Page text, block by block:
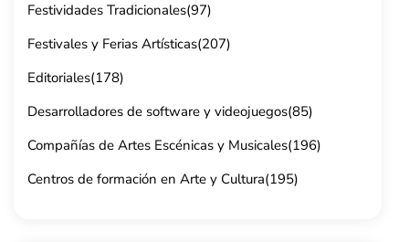
Festividades Tradicionales(97)
Festivales y Ferias Artísticas(207)
Editoriales(178)
Desarrolladores de software y videojuegos(85)
Compañías de Artes Escénicas y Musicales(196)
Centros de formación en Arte y Cultura(195)